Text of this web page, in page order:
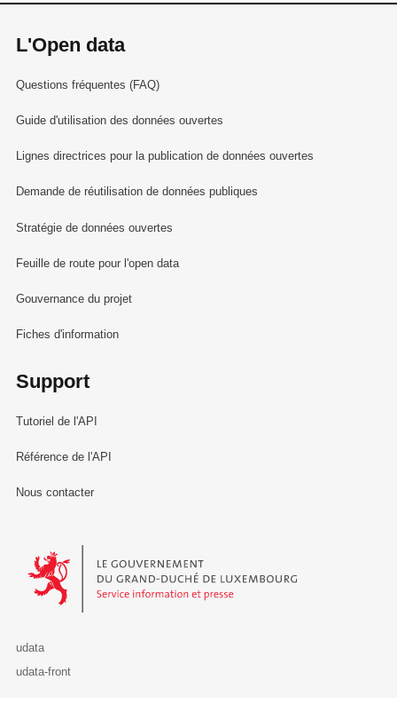
L'Open data
Questions fréquentes (FAQ)
Guide d'utilisation des données ouvertes
Lignes directrices pour la publication de données ouvertes
Demande de réutilisation de données publiques
Stratégie de données ouvertes
Feuille de route pour l'open data
Gouvernance du projet
Fiches d'information
Support
Tutoriel de l'API
Référence de l'API
Nous contacter
Le Gouvernement du Grand-Duché de Luxembourg - Service
udata
udata-front